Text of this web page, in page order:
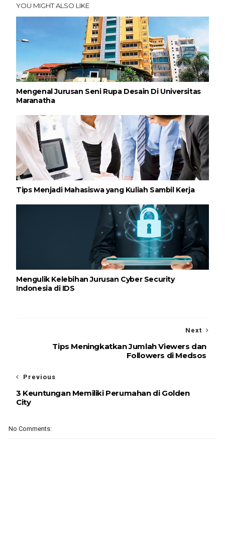
YOU MIGHT ALSO LIKE
Mengenal Jurusan Seni Rupa Desain Di Universitas
Maranatha
Tips Menjadi Mahasiswa yang Kuliah Sambil Kerja
Mengulik Kelebihan Jurusan Cyber Security
Indonesia di IDS
Next
Tips Meningkatkan Jumlah Viewers dan
Followers di Medsos
Previous
3 Keuntungan Memiliki Perumahan di Golden
City
No Comments: